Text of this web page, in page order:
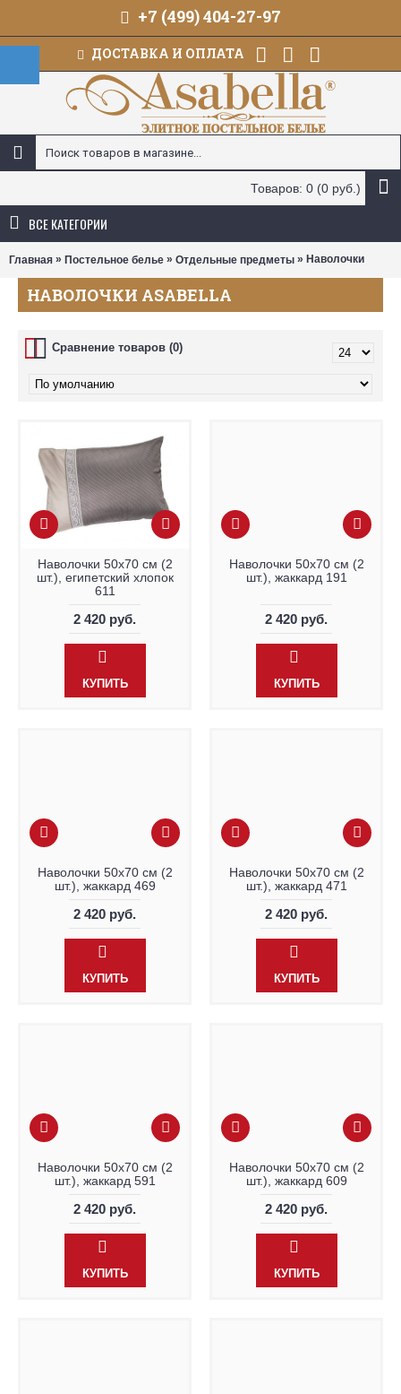
+7 (499) 404-27-97
ДОСТАВКА И ОПЛАТА
Товаров: 0 (0 руб.)
ВСЕ КАТЕГОРИИ
Главная » Постельное белье » Отдельные предметы » Наволочки
НАВОЛОЧКИ ASABELLA
Сравнение товаров (0)
Наволочки 50х70 см (2
шт.), египетский хлопок
611
2 420 руб.
КУПИТЬ
Наволочки 50х70 см (2
шт.), жаккард 191
2 420 руб.
КУПИТЬ
Наволочки 50х70 см (2
шт.), жаккард 469
2 420 руб.
КУПИТЬ
Наволочки 50х70 см (2
шт.), жаккард 471
2 420 руб.
КУПИТЬ
Наволочки 50х70 см (2
шт.), жаккард 591
2 420 руб.
КУПИТЬ
Наволочки 50х70 см (2
шт.), жаккард 609
2 420 руб.
КУПИТЬ